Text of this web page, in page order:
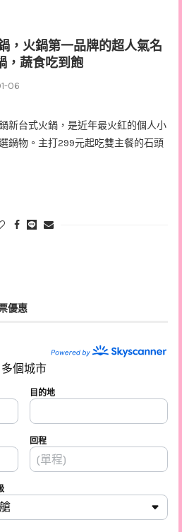
，火鍋第一品牌的超人氣名
，蔬食吃到飽
06
新台式火鍋，是近年最火紅的個人小
鍋物。主打299元起吃雙主餐的石頭
優惠